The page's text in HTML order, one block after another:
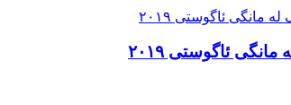
ئاگوستی ٢٠١٩